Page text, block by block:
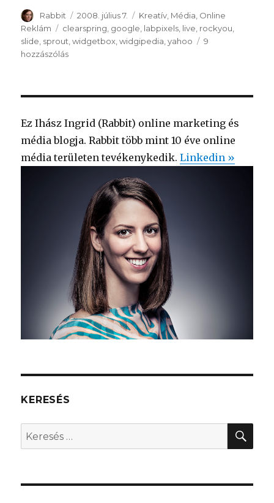
Szerző
Rabbit Közzétéve
2008. július 7. Kategória
Kreatív Média Online
Reklám
Címke
clearspring google labpixels live rockyou
slide sprout ,widgetbox ,widgipedia ,yahoo
9
hozzászólás
Ez Ihász Ingrid (Rabbit) online marketing és
média blogja. Rabbit több mint 10 éve online
média területen tevékenykedik.Linkedin »
KERESÉS
Keresés
a
kifejezésre: